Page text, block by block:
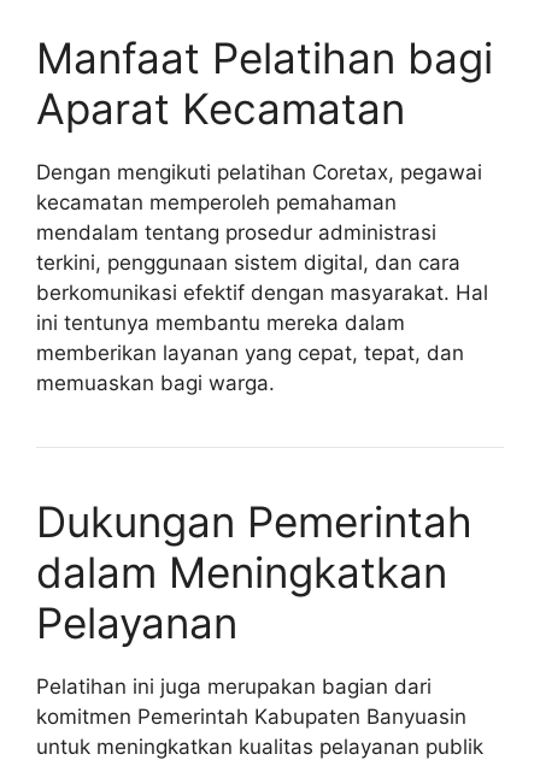
Manfaat Pelatihan bagi
Aparat Kecamatan
Dengan mengikuti pelatihan Coretax, pegawai
kecamatan memperoleh pemahaman
mendalam tentang prosedur administrasi
terkini, penggunaan sistem digital, dan cara
berkomunikasi efektif dengan masyarakat. Hal
ini tentunya membantu mereka dalam
memberikan layanan yang cepat, tepat, dan
memuaskan bagi warga.
Dukungan Pemerintah
dalam Meningkatkan
Pelayanan
Pelatihan ini juga merupakan bagian dari
komitmen Pemerintah Kabupaten Banyuasin
untuk meningkatkan kualitas pelayanan publik